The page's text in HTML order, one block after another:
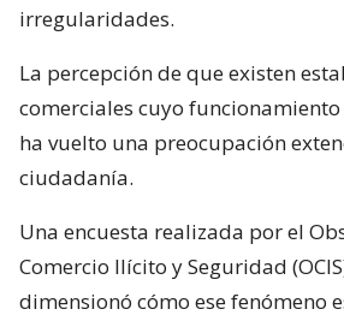
irregularidades.
La percepción de que existen
comerciales cuyo
ha vuelto una preocupación
ciudadanía.
Una encuesta realizada por el
Comercio Ilícito y Seguridad
dimensionó cómo ese fenómeno